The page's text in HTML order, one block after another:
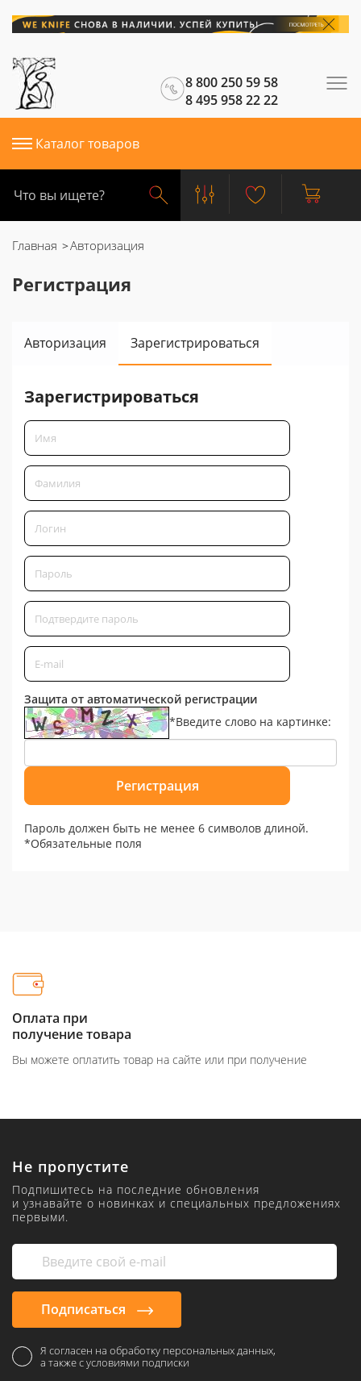
8 800 250 59 58
8 495 958 22 22
Каталог товаров
Главная Авторизация
Регистрация
Авторизация Зарегистрироваться
Зарегистрироваться
Защита от автоматической регистрации
*Введите слово на картинке:
Пароль должен быть не менее 6 символов длиной.
*Обязательные поля
Оплата при
получение товара
Вы можете оплатить товар на сайте или при получение
Не пропустите
Подпишитесь на последние обновления
и узнавайте о новинках и специальных предложениях
первыми.
Подписаться
Я согласен на обработку персональных данных,
а также с условиями подписки